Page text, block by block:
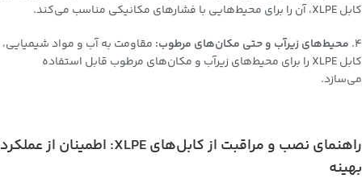
کابل XLPE، آن را برای محیط‌هایی با فشارهای مکانیکی مناسب می‌کند.
4. محیط‌های زیرآب و حتی مکان‌های مرطوب: مقاومت به آب و مواد شیمیایی،
کابل XLPE را برای محیط‌های زیرآب و مکان‌های مرطوب قابل استفاده
می‌سازد.
راهنمای نصب و مراقبت از کابل‌های XLPE: اطمینان از عملکرد
بهینه